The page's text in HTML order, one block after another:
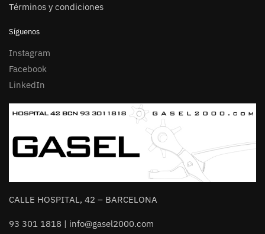
Términos y condiciones
Síguenos
Instagram
Facebook
LinkedIn
CALLE HOSPITAL, 42 – BARCELONA
93 301 1818 | info@gasel2000.com